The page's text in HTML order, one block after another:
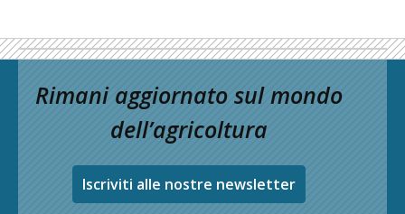
Rimani aggiornato sul mondo
dell’agricoltura
Iscriviti alle nostre newsletter